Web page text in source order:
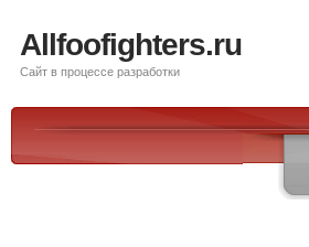
Allfoofighters.ru
Сайт в процессе разработки